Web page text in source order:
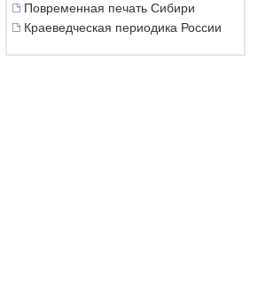
Повременная печать Сибири
Краеведческая периодика России